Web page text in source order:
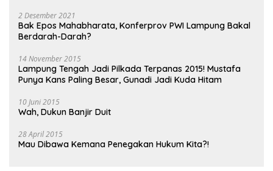
2 Desember 2021
Bak Epos Mahabharata, Konferprov PWI Lampung Bakal
Berdarah-Darah?
14 November 2015
Lampung Tengah Jadi Pilkada Terpanas 2015! Mustafa
Punya Kans Paling Besar, Gunadi Jadi Kuda Hitam
10 Juni 2015
Wah, Dukun Banjir Duit
28 April 2015
Mau Dibawa Kemana Penegakan Hukum Kita?!